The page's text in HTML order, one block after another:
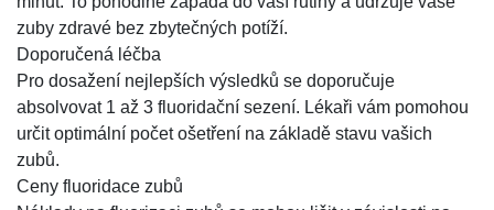
zuby zdravé bez zbytečných potíží.
Doporučená léčba
Pro dosažení nejlepších výsledků se doporučuje
absolvovat 1 až 3 fluoridační sezení. Lékaři vám pomohou
určit optimální počet ošetření na základě stavu vašich
zubů.
Ceny fluoridace zubů